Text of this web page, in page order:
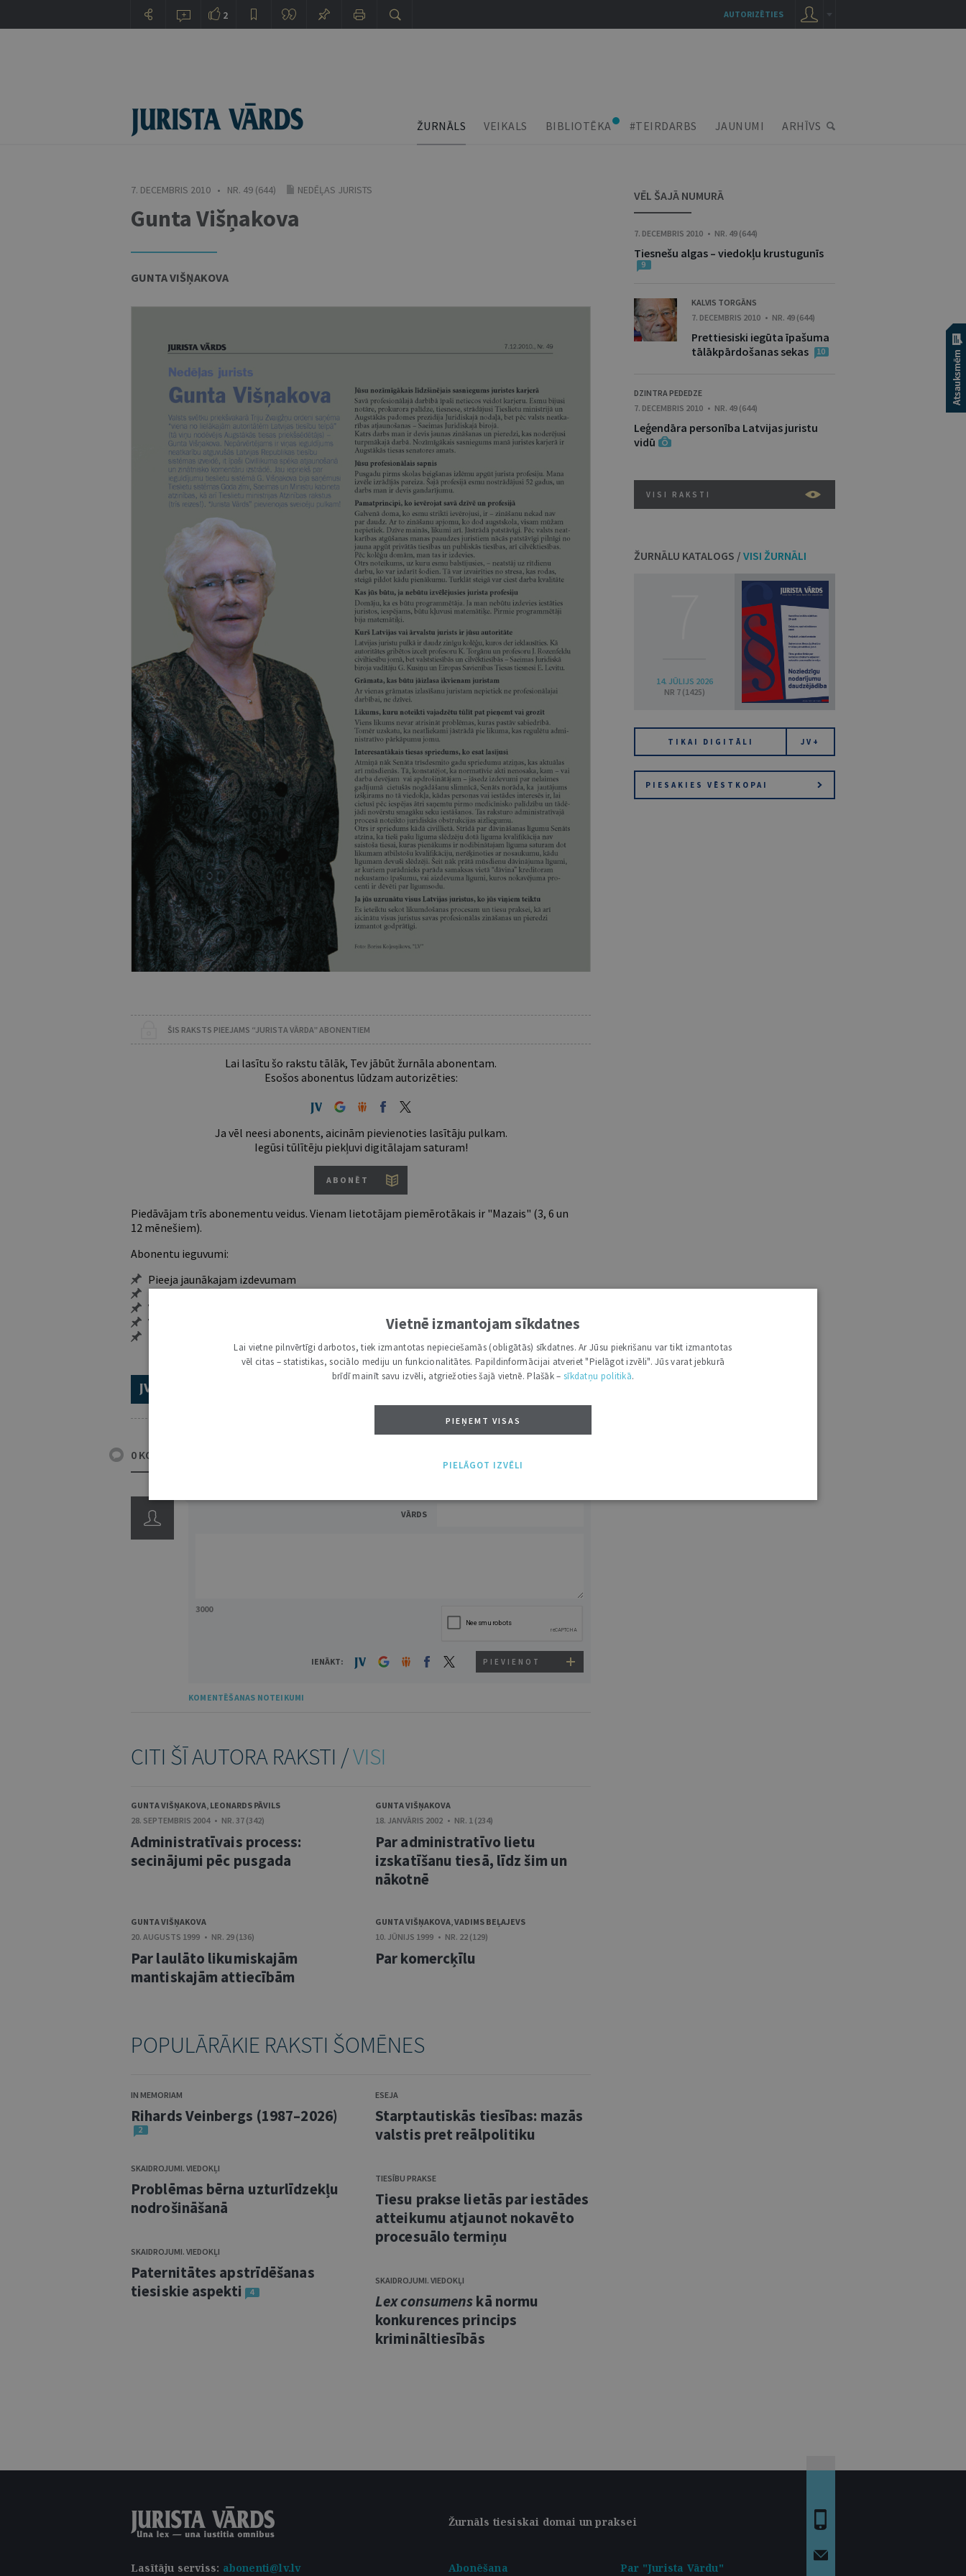
ŽURNĀLS VEIKALS BIBLIOTĒKA #TEIRDARBS JAUNUMI ARHĪVS
7. DECEMBRIS 2010 • NR. 49 (644) NEDĒĻAS JURISTS
Gunta Višņakova
GUNTA VIŠŅAKOVA
ŠIS RAKSTS PIEEJAMS “JURISTA VĀRDA” ABONENTIEM
Lai lasītu šo rakstu tālāk, Tev jābūt žurnāla abonentam.
Esošos abonentus lūdzam autorizēties:
Ja vēl neesi abonents, aicinām pievienoties lasītāju pulkam.
Iegūsi tūlītēju piekļuvi digitālajam saturam!
ABONĒT
Piedāvājam trīs abonementu veidus. Vienam lietotājam piemērotākais ir "Mazais" (3, 6 un
12 mēnešiem).
Abonentu ieguvumi:
Pieeja jaunākajam izdevumam
Vairāk nekā 18 000 rakstu un 2000 autoru
Visi tematiskie numuri un ikgadējie grāmatžurnāli
0 KOMENTĀRI
VĀRDS
3000
IENĀKT: PIEVIENOT
KOMENTĒŠANAS NOTEIKUMI
CITI ŠĪ AUTORA RAKSTI /VISI
GUNTA VIŠŅAKOVA, LEONARDS PĀVILS
28. SEPTEMBRIS 2004 • NR. 37 (342)
Administratīvais process:
secinājumi pēc pusgada
GUNTA VIŠŅAKOVA
18. JANVĀRIS 2002 • NR. 1 (234)
Par administratīvo lietu
izskatīšanu tiesā, līdz šim un
nākotnē
GUNTA VIŠŅAKOVA
20. AUGUSTS 1999 • NR. 29 (136)
Par laulāto likumiskajām
mantiskajām attiecībām
GUNTA VIŠŅAKOVA,VADIMS BEĻAJEVS
10. JŪNIJS 1999 • NR. 22 (129)
Par komercķīlu
POPULĀRĀKIE RAKSTI ŠOMĒNES
IN MEMORIAM
Rihards Veinbergs (1987–2026)
2
SKAIDROJUMI. VIEDOKĻI
Problēmas bērna uzturlīdzekļu
nodrošināšanā
SKAIDROJUMI. VIEDOKĻI
Paternitātes apstrīdēšanas
tiesiskie aspekti
4
ESEJA
Starptautiskās tiesības: mazās
valstis pret reālpolitiku
TIESĪBU PRAKSE
Tiesu prakse lietās par iestādes
atteikumu atjaunot nokavēto
procesuālo termiņu
SKAIDROJUMI. VIEDOKĻI
Lex consumenskā normu
konkurences princips
krimināltiesībās
VĒL ŠAJĀ NUMURĀ
7. DECEMBRIS 2010 • NR. 49 (644)
Tiesnešu algas – viedokļu krustugunīs
9
KALVIS TORGĀNS
7. DECEMBRIS 2010 • NR. 49 (644)
Prettiesiski iegūta īpašuma
tālākpārdošanas sekas
10
DZINTRA PEDEDZE
7. DECEMBRIS 2010 • NR. 49 (644)
Leģendāra personība Latvijas juristu
vidū
VISI RAKSTI
ŽURNĀLU KATALOGS / VISI ŽURNĀLI
14. JŪLIJS 2026
NR 7 (1425)
TIKAI DIGITĀLI JV+
PIESAKIES VĒSTKOPAI
Žurnāls tiesiskai domai un praksei
Lasītāju serviss: abonenti@lv.lv Abonēšana
Par "Jurista Vārdu"
2 AUTORIZĒTIES
Vietnē izmantojam sīkdatnes
Lai vietne pilnvērtīgi darbotos, tiek izmantotas nepieciešamās (obligātās) sīkdatnes. Ar Jūsu piekrišanu var tikt izmantotas
vēl citas – statistikas, sociālo mediju un funkcionalitātes. Papildinformācijai atveriet "Pielāgot izvēli". Jūs varat jebkurā
brīdī mainīt savu izvēli, atgriežoties šajā vietnē. Plašāk – sīkdatņu politikā.
PIEŅEMT VISAS
PIELĀGOT IZVĒLI